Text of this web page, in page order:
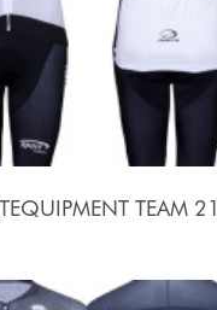
TEAM 21